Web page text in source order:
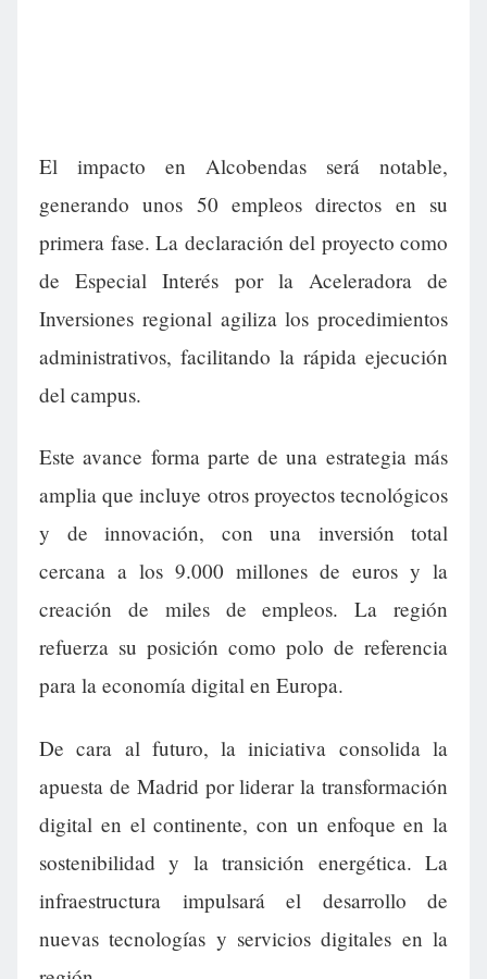
El impacto en Alcobendas será notable,
generando unos 50 empleos directos en su
primera fase. La declaración del proyecto como
de Especial Interés por la Aceleradora de
Inversiones regional agiliza los procedimientos
administrativos, facilitando la rápida ejecución
del campus.
Este avance forma parte de una estrategia más
amplia que incluye otros proyectos tecnológicos
y de innovación, con una inversión total
cercana a los 9.000 millones de euros y la
creación de miles de empleos. La región
refuerza su posición como polo de referencia
para la economía digital en Europa.
De cara al futuro, la iniciativa consolida la
apuesta de Madrid por liderar la transformación
digital en el continente, con un enfoque en la
sostenibilidad y la transición energética. La
infraestructura impulsará el desarrollo de
nuevas tecnologías y servicios digitales en la